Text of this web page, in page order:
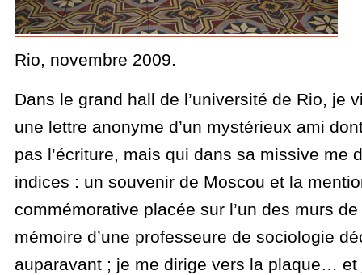
Rio, novembre 2009.
Dans le grand hall de l’université de Rio, je
une lettre anonyme d’un mystérieux ami
pas l’écriture, mais qui dans sa missive me
indices : un souvenir de Moscou et la
commémorative placée sur l’un des murs
mémoire d’une professeure de sociologie
auparavant ; je me dirige vers la plaque… et